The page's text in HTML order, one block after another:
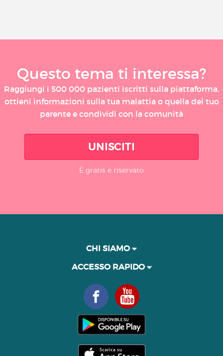
Questo tema ti interessa?
Raggiungi i 500 000 pazienti iscritti sulla piattaforma,
ottieni informazioni sulla tua malattia o quella del tuo
parente e condividi con la comunità
UNISCITI
È gratis e riservato
CHI SIAMO
ACCESSO RAPIDO